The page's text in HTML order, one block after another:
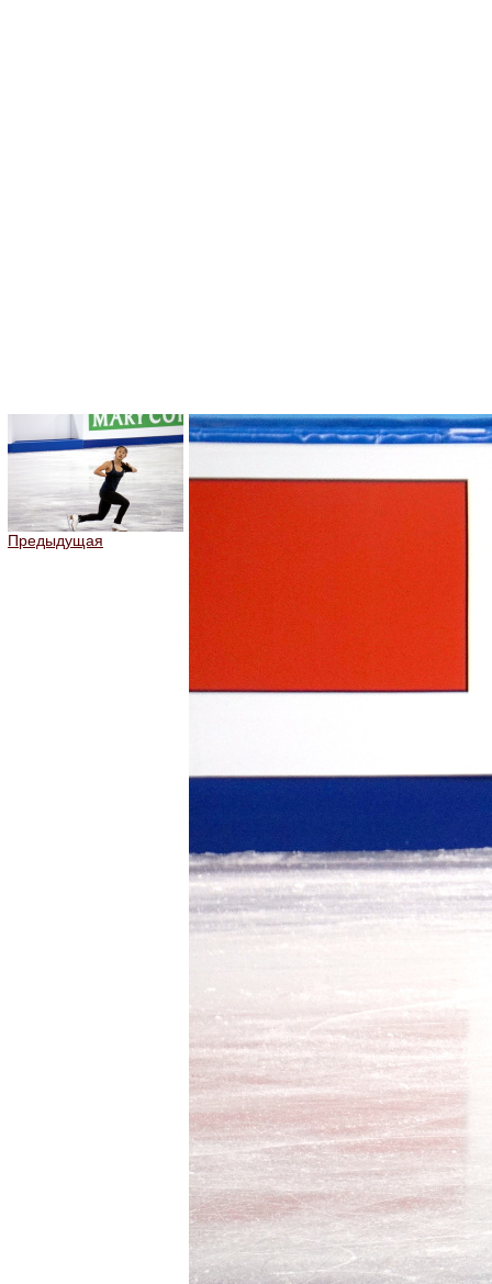
Предыдущая